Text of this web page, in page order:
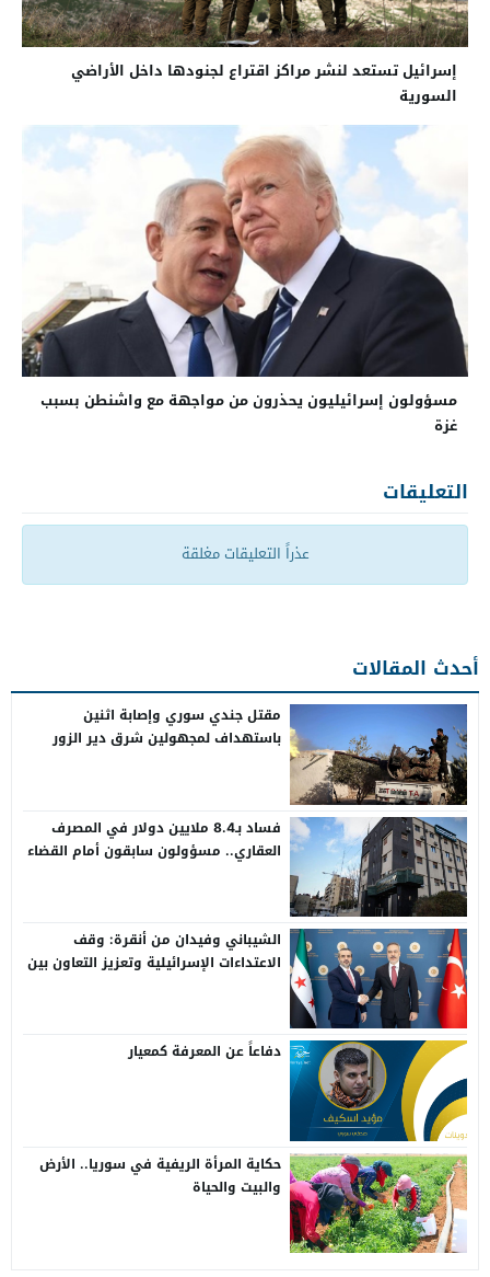
إسرائيل تستعد لنشر مراكز اقتراع لجنودها داخل الأراضي
السورية
مسؤولون إسرائيليون يحذرون من مواجهة مع واشنطن بسبب
غزة
التعليقات
عذراً التعليقات مغلقة
أحدث المقالات
مقتل جندي سوري وإصابة اثنين
باستهداف لمجهولين شرق دير الزور
فساد بـ8.4 ملايين دولار في المصرف
العقاري.. مسؤولون سابقون أمام القضاء
الشيباني وفيدان من أنقرة: وقف
الاعتداءات الإسرائيلية وتعزيز التعاون بين
دفاعاً عن المعرفة كمعيار
حكاية المرأة الريفية في سوريا.. الأرض
والبيت والحياة